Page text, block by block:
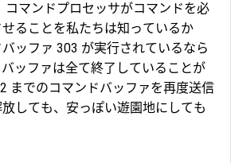
コマンドプロセッサがコマンドを必
ることを私たちは知っているか
ッファ 303 が実行されているなら
ッファは全て終了していることが
までのコマンドバッファを再度送信
しても、安っぽい遊園地にしても